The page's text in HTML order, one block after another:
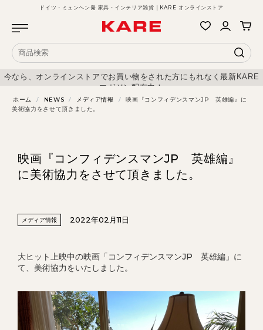
ドイツ・ミュンヘン発 家具・インテリア雑貨 | KARE オンラインストア
今なら、オンラインストアでお買い物をされた方にもれなく最新KARE
マガジン配布中！
ホーム / NEWS / メディア情報 /
映画『コンフィデンスマンJP 英雄編』に
美術協力をさせて頂きました。
映画『コンフィデンスマンJP 英雄編』
に美術協力をさせて頂きました。
メディア情報 2022年02月11日
大ヒット上映中の映画「コンフィデンスマンJP 英雄編」に
て、美術協力をいたしました。